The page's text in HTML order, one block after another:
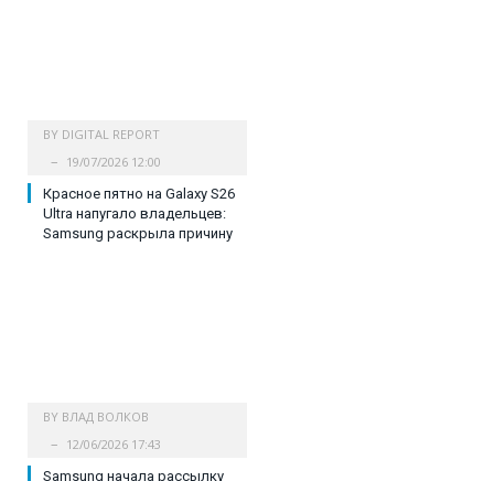
BY DIGITAL REPORT
19/07/2026 12:00
Красное пятно на Galaxy S26
Ultra напугало владельцев:
Samsung раскрыла причину
BY ВЛАД ВОЛКОВ
12/06/2026 17:43
Samsung начала рассылку